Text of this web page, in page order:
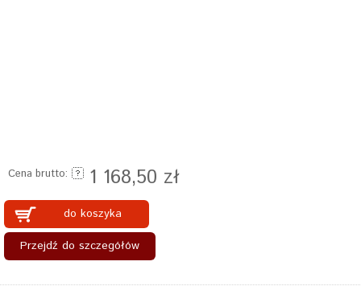
Cena brutto: 1 168,50 zł
do koszyka
Przejdź do szczegółów